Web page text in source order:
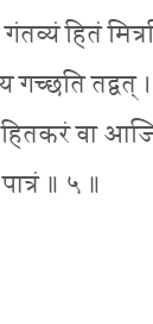
हितं
गच्छति तद्वत्
हितकरं वा
॥ ५ ॥